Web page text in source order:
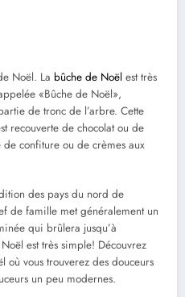
Noël. La bûche de Noël est très
«Bûche de Noël»,
de tronc de l’arbre. Cette
recouverte de chocolat ou de
confiture ou de crèmes aux
des pays du nord de
de famille met généralement un
qui brûlera jusqu’à
est très simple! Découvrez
où vous trouverez des douceurs
un peu modernes.